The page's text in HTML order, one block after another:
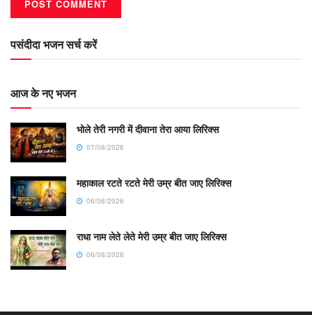
पसंदीदा भजन सर्च करें
आज के नए भजन
भोले तेरी नगरी में दीवाना तेरा आया लिरिक्स
07/08/2026
महाकाल रटते रटते मेरी उम्र बीत जाए लिरिक्स
06/08/2026
राधा नाम लेते लेते मेरी उम्र बीत जाए लिरिक्स
06/08/2026